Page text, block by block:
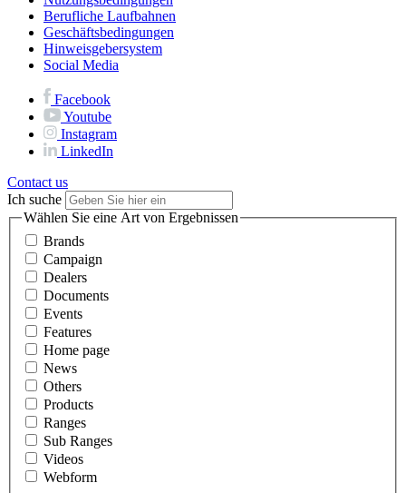
Berufliche Laufbahnen
Geschäftsbedingungen
Hinweisgebersystem
Social Media
Facebook
Youtube
Instagram
LinkedIn
Contact us
Ich suche
Wählen Sie eine Art von Ergebnissen
Brands
Campaign
Dealers
Documents
Events
Features
Home page
News
Others
Products
Ranges
Sub Ranges
Videos
Webform